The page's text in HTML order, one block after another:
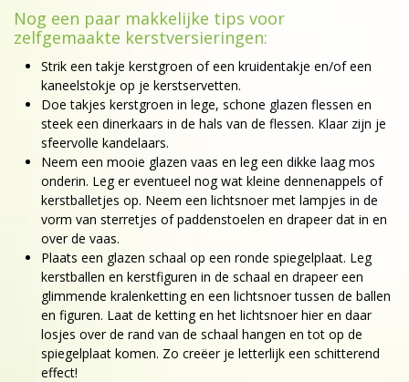
Nog een paar makkelijke tips voor
zelfgemaakte kerstversieringen:
Strik een takje kerstgroen of een kruidentakje en/of een
kaneelstokje op je kerstservetten.
Doe takjes kerstgroen in lege, schone glazen flessen en
steek een dinerkaars in de hals van de flessen. Klaar zijn je
sfeervolle kandelaars.
Neem een mooie glazen vaas en leg een dikke laag mos
onderin. Leg er eventueel nog wat kleine dennenappels of
kerstballetjes op. Neem een lichtsnoer met lampjes in de
vorm van sterretjes of paddenstoelen en drapeer dat in en
over de vaas.
Plaats een glazen schaal op een ronde spiegelplaat. Leg
kerstballen en kerstfiguren in de schaal en drapeer een
glimmende kralenketting en een lichtsnoer tussen de ballen
en figuren. Laat de ketting en het lichtsnoer hier en daar
losjes over de rand van de schaal hangen en tot op de
spiegelplaat komen. Zo creëer je letterlijk een schitterend
effect!